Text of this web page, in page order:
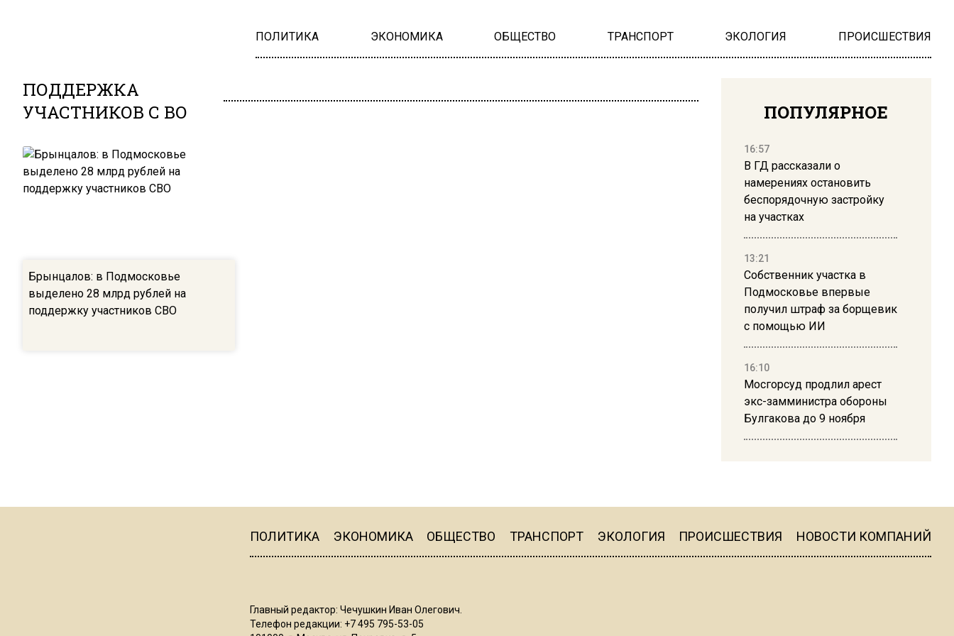
ПОЛИТИКА ЭКОНОМИКА ОБЩЕСТВО ТРАНСПОРТ ЭКОЛОГИЯ ПРОИСШЕСТВИЯ
ПОДДЕРЖКА
УЧАСТНИКОВ С ВО
Брынцалов: в Подмосковье
выделено 28 млрд рублей на
поддержку участников СВО
ПОПУЛЯРНОЕ
16:57
В ГД рассказали о
намерениях остановить
беспорядочную застройку
на участках
13:21
Собственник участка в
Подмосковье впервые
получил штраф за борщевик
с помощью ИИ
16:10
Мосгорсуд продлил арест
экс-замминистра обороны
Булгакова до 9 ноября
16:19
ПОЛИТИКА ЭКОНОМИКА ОБЩЕСТВО ТРАНСПОРТ ЭКОЛОГИЯ ПРОИСШЕСТВИЯ НОВОСТИ КОМПАНИЙ
Главный редактор: Чечушкин Иван Олегович.
Телефон редакции: +7 495 795-53-05